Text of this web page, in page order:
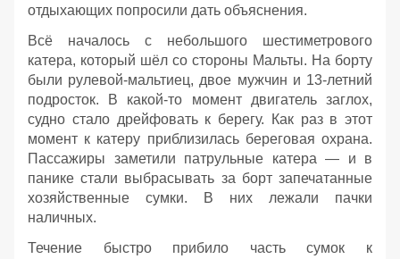
отдыхающих попросили дать объяснения.
Всё началось с небольшого шестиметрового
катера, который шёл со стороны Мальты. На борту
были рулевой‑мальтиец, двое мужчин и 13‑летний
подросток. В какой‑то момент двигатель заглох,
судно стало дрейфовать к берегу. Как раз в этот
момент к катеру приблизилась береговая охрана.
Пассажиры заметили патрульные катера — и в
панике стали выбрасывать за борт запечатанные
хозяйственные сумки. В них лежали пачки
наличных.
Течение быстро прибило часть сумок к